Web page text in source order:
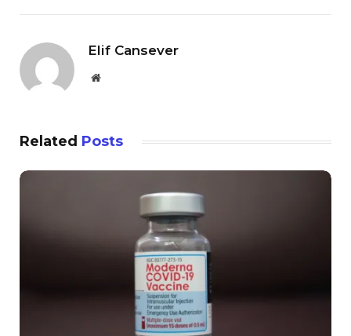
Elif Cansever
Website
Related Posts